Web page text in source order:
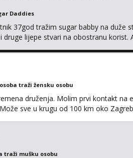
Daddies
37god tražim sugar babby na duže
druge lijepe stvari na obostranu
traži žensku osobu
druženja. Molim prvi kontakt na
sve u krugu od 100 km oko
traži mušku osobu